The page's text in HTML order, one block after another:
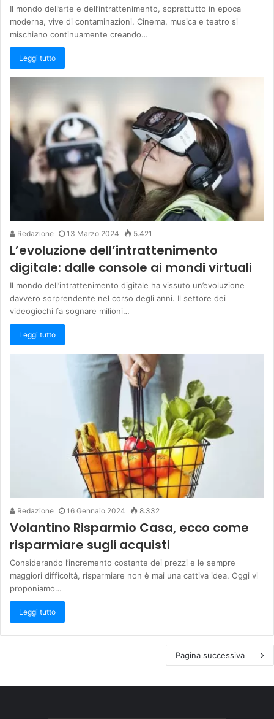
Il mondo dell’arte e dell’intrattenimento, soprattutto in epoca
moderna, vive di contaminazioni. Cinema, musica e teatro si
mischiano continuamente creando…
Leggi tutto
Redazione 13 Marzo 2024 5.421
L’evoluzione dell’intrattenimento
digitale: dalle console ai mondi virtuali
Il mondo dell’intrattenimento digitale ha vissuto un’evoluzione
davvero sorprendente nel corso degli anni. Il settore dei
videogiochi fa sognare milioni…
Leggi tutto
Redazione 16 Gennaio 2024 8.332
Volantino Risparmio Casa, ecco come
risparmiare sugli acquisti
Considerando l’incremento costante dei prezzi e le sempre
maggiori difficoltà, risparmiare non è mai una cattiva idea. Oggi vi
proponiamo…
Leggi tutto
Pagina successiva